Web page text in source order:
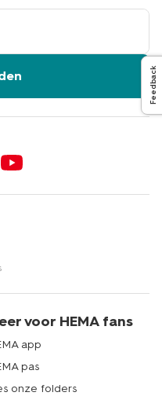
voor HEMA fans
app
pas
onze folders
Feedback